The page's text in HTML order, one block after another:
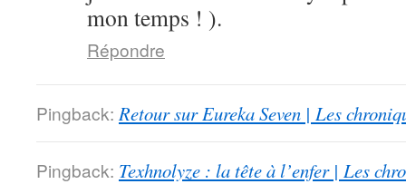
mon temps ! ).
Répondre
Pingback: Retour sur Eureka Seven | Les
Pingback: Texhnolyze : la tête à l’enfer | Les